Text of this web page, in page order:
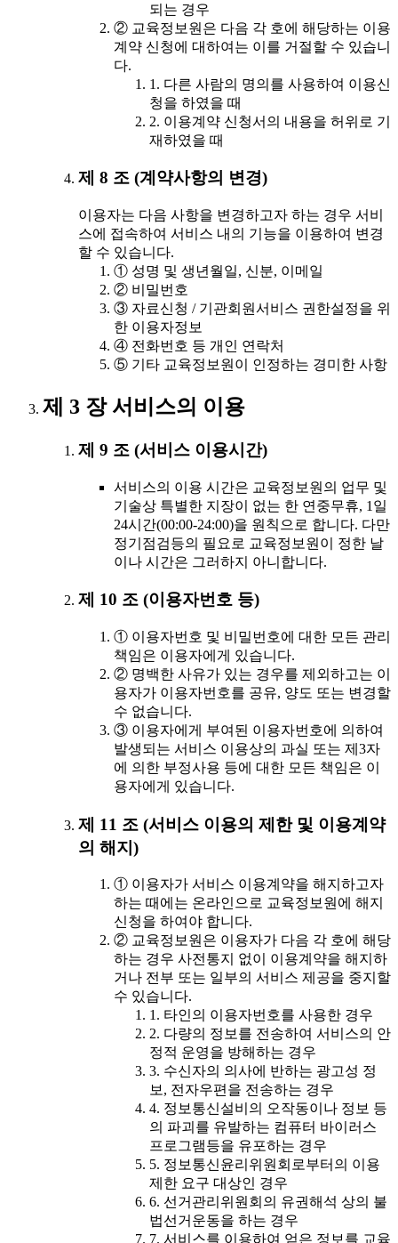
되는 경우
② 교육정보원은 다음 각 호에 해당하는 이용
계약 신청에 대하여는 이를 거절할 수 있습니
다.
1. 다른 사람의 명의를 사용하여 이용신
청을 하였을 때
2. 이용계약 신청서의 내용을 허위로 기
재하였을 때
제 8 조 (계약사항의 변경)
이용자는 다음 사항을 변경하고자 하는 경우 서비
스에 접속하여 서비스 내의 기능을 이용하여 변경
할 수 있습니다.
① 성명 및 생년월일, 신분, 이메일
② 비밀번호
③ 자료신청 / 기관회원서비스 권한설정을 위
한 이용자정보
④ 전화번호 등 개인 연락처
⑤ 기타 교육정보원이 인정하는 경미한 사항
제 3 장 서비스의 이용
제 9 조 (서비스 이용시간)
서비스의 이용 시간은 교육정보원의 업무 및
기술상 특별한 지장이 없는 한 연중무휴, 1일
24시간(00:00-24:00)을 원칙으로 합니다. 다만
정기점검등의 필요로 교육정보원이 정한 날
이나 시간은 그러하지 아니합니다.
제 10 조 (이용자번호 등)
① 이용자번호 및 비밀번호에 대한 모든 관리
책임은 이용자에게 있습니다.
② 명백한 사유가 있는 경우를 제외하고는 이
용자가 이용자번호를 공유, 양도 또는 변경할
수 없습니다.
③ 이용자에게 부여된 이용자번호에 의하여
발생되는 서비스 이용상의 과실 또는 제3자
에 의한 부정사용 등에 대한 모든 책임은 이
용자에게 있습니다.
제 11 조 (서비스 이용의 제한 및 이용계약
의 해지)
① 이용자가 서비스 이용계약을 해지하고자
하는 때에는 온라인으로 교육정보원에 해지
신청을 하여야 합니다.
② 교육정보원은 이용자가 다음 각 호에 해당
하는 경우 사전통지 없이 이용계약을 해지하
거나 전부 또는 일부의 서비스 제공을 중지할
수 있습니다.
1. 타인의 이용자번호를 사용한 경우
2. 다량의 정보를 전송하여 서비스의 안
정적 운영을 방해하는 경우
3. 수신자의 의사에 반하는 광고성 정
보, 전자우편을 전송하는 경우
4. 정보통신설비의 오작동이나 정보 등
의 파괴를 유발하는 컴퓨터 바이러스
프로그램등을 유포하는 경우
5. 정보통신윤리위원회로부터의 이용
제한 요구 대상인 경우
6. 선거관리위원회의 유권해석 상의 불
법선거운동을 하는 경우
7. 서비스를 이용하여 얻은 정보를 교육